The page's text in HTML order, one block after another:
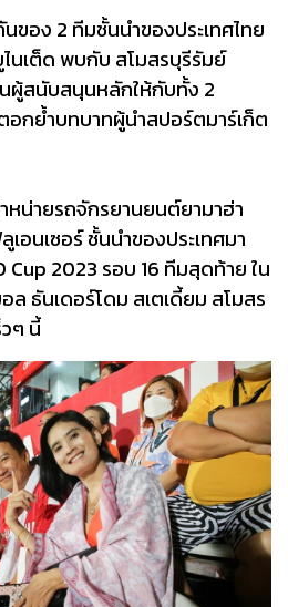
ของ 2 ทีมชั้นนำของประเทศไทย
นเต็ด พบกับ สโมสรบุรีรัมย์
นผู้สนับสนุนหลักให้กับทั้ง 2
อกย้ำบทบาทผู้นำสปอร์ตมาร์เก็ต
หน่ายรถจักรยานยนต์ยามาฮ่า
อนเซอร์ ชั้นนำของประเทศมา
Cup 2023 รอบ 16 ทีมสุดท้าย ใน
ธันเดอร์โดม สเตเดี้ยม สโมสร
ๆ นี้